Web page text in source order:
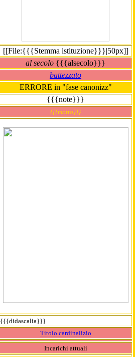
[[File:{{{Stemma istituzione}}}|50px]]
al secolo {{{alsecolo}}}
battezzato
ERRORE in "fase canonizz"
{{{note}}}
{{{motto}}}
{{{didascalia}}}
Titolo cardinalizio
Incarichi attuali